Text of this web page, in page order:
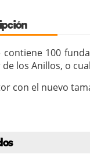
contiene 100
de los Anillos, o
con el nuevo